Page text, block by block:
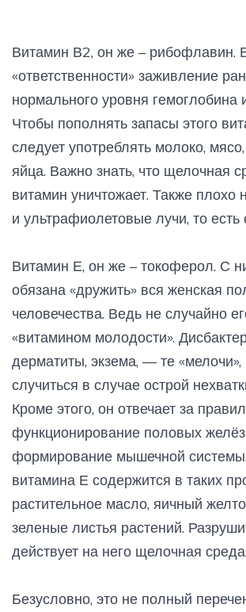
Витамин В2, он же – рибофлавин.
«ответственности» заживление
нормального уровня гемоглобина
Чтобы пополнять запасы этого
следует употреблять молоко,
яйца. Важно знать, что щелочная
витамин уничтожает. Также плохо
и ультрафиолетовые лучи, то есть
Витамин Е, он же – токоферол. С
обязана «дружить» вся женская
человечества. Ведь не случайно
«витамином молодости».
дерматиты, экзема, — те «мелочи»,
случиться в случае острой
Кроме этого, он отвечает за
функционирование половых
формирование мышечной
витамина Е содержится в таких
растительное масло, яичный
зеленые листья растений.
действует на него щелочная
Безусловно, это не полный